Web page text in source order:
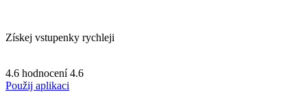
Získej vstupenky rychleji
4.6 hodnocení 4.6
Použij aplikaci